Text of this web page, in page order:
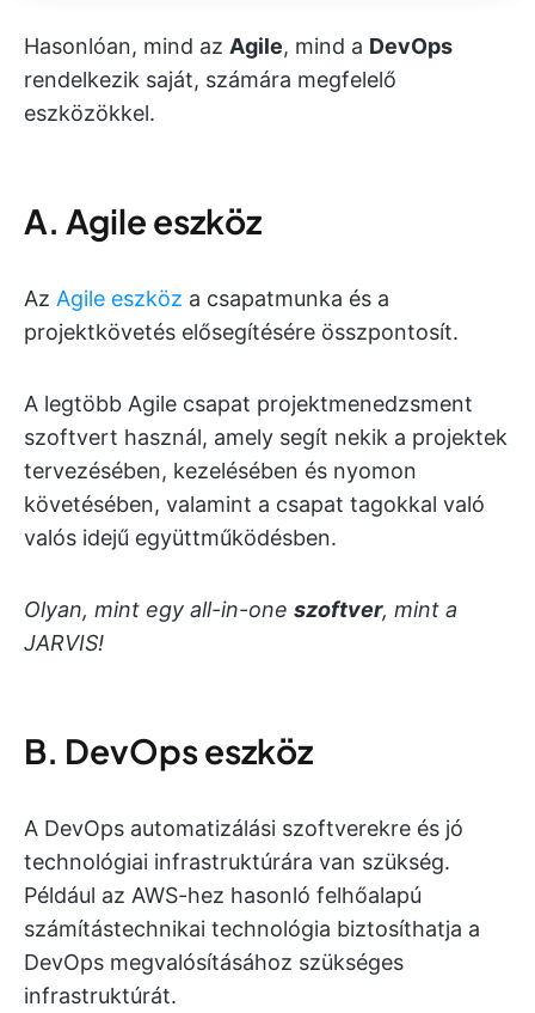
Hasonlóan, mind az Agile, mind a DevOps
rendelkezik saját, számára megfelelő
eszközökkel.
A. Agile eszköz
Az Agile eszköz a csapatmunka és a
projektkövetés elősegítésére összpontosít.
A legtöbb Agile csapat projektmenedzsment
szoftvert használ, amely segít nekik a projektek
tervezésében, kezelésében és nyomon
követésében, valamint a csapat tagokkal való
valós idejű együttműködésben.
Olyan, mint egy all-in-one szoftver, mint a
JARVIS!
B. DevOps eszköz
A DevOps automatizálási szoftverekre és jó
technológiai infrastruktúrára van szükség.
Például az AWS-hez hasonló felhőalapú
számítástechnikai technológia biztosíthatja a
DevOps megvalósításához szükséges
infrastruktúrát.